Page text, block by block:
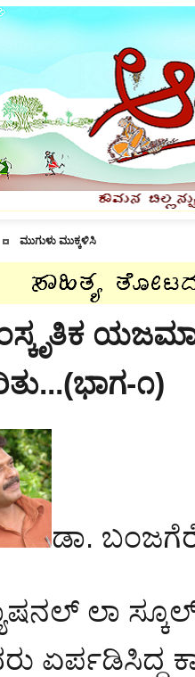
ಮುಗುಳು ಮುಕ್ಕಳಿಸಿ
೧)
ಡಾ.
ಲಾ
ಏರ್ಪಡಿಸಿದ್ದ